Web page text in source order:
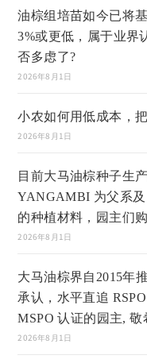
油棕组培苗如今已将
3%或更低，属于业界
否多虑了?
2026年8月1日
小农如何用低成本，
2026年8月1日
目前大马油棕种子生
YANGAMBI 为父系
的种植材料，园主们
2026年8月1日
大马油棕界自2015年
承认，水平直追
MSPO 认证的园主, 敬
2026年8月1日